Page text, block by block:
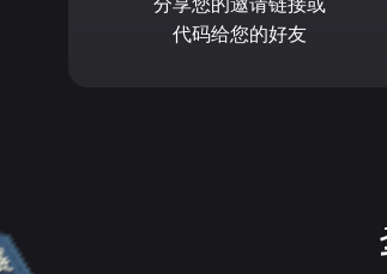
分享您的邀请链接或
代码给您的好友